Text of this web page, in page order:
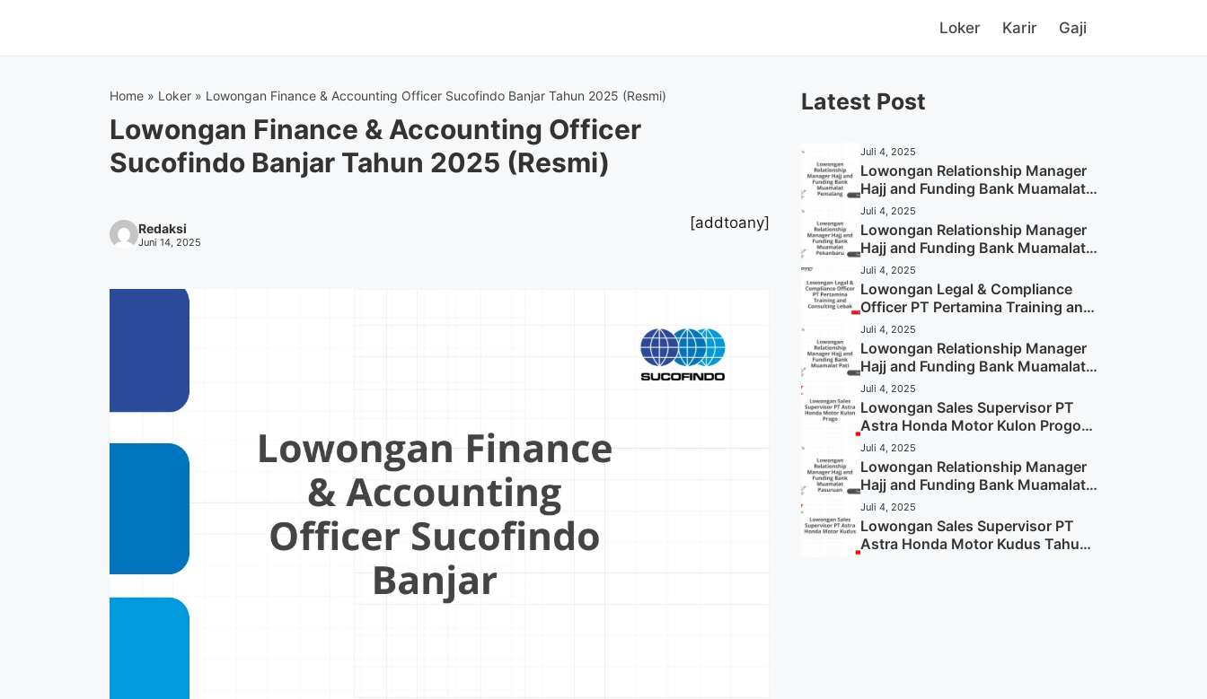
Loker Karir Gaji
Home » Loker » Lowongan Finance & Accounting Officer Sucofindo Banjar Tahun 2025 (Resmi)
Lowongan Finance & Accounting Officer
Sucofindo Banjar Tahun 2025 (Resmi)
Redaksi
Juni 14, 2025
[addtoany]
Latest Post
Juli 4, 2025
Lowongan Relationship Manager
Hajj and Funding Bank Muamalat
Pemalang Tahun 2025
Juli 4, 2025
Lowongan Relationship Manager
Hajj and Funding Bank Muamalat
Pekanbaru Tahun 2025 (Apply
Now)
Juli 4, 2025
Lowongan Legal & Compliance
Officer PT Pertamina Training and
Consulting Lebak Tahun 2025
(Apply Now)
Juli 4, 2025
Lowongan Relationship Manager
Hajj and Funding Bank Muamalat
Pati Tahun 2025 (Lamar
Sekarang)
Juli 4, 2025
Lowongan Sales Supervisor PT
Astra Honda Motor Kulon Progo
Tahun 2025 (Resmi)
Juli 4, 2025
Lowongan Relationship Manager
Hajj and Funding Bank Muamalat
Pasuruan Tahun 2025 (Apply
Now)
Juli 4, 2025
Lowongan Sales Supervisor PT
Astra Honda Motor Kudus Tahun